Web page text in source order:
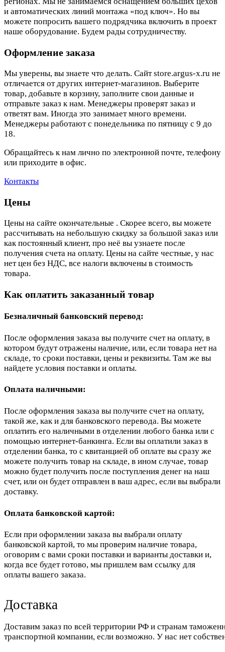
и автоматических линий монтажа «под ключ». Но вы
можете попросить вашего подрядчика включить в проект
наше оборудование. Будем рады сотрудничеству.
Оформление заказа
Мы уверены, вы знаете что делать. Сайт store.argus-x.ru не
отличается от других интернет-магазинов. Выберите
товар, добавьте в корзину, заполните свои данные и
отправьте заказ к нам. Менеджеры проверят заказ и
ответят вам. Иногда это занимает много времени.
Менеджеры работают с понедельника по пятницу с 9 до
18.
Обращайтесь к нам лично по электронной почте, телефону
или приходите в офис.
Контакты
Цены
Цены на сайте окончательные . Скорее всего, вы можете
рассчитывать на небольшую скидку за большой заказ или
как постоянный клиент, про неё вы узнаете после
получения счета на оплату. Цены на сайте честные, у нас
нет цен без НДС, все налоги включены в стоимость
товара.
Как оплатить заказанный товар
Безналичный банковский перевод:
После оформления заказа вы получите счет на оплату, в
котором будут отражены наличие, или, если товара нет на
складе, то сроки поставки, цены и реквизиты. Там же вы
найдете условия поставки и оплаты.
Оплата наличными:
После оформления заказа вы получите счет на оплату,
такой же, как и для банковского перевода. Вы можете
оплатить его наличными в отделении любого банка или с
помощью интернет-банкинга. Если вы оплатили заказ в
отделении банка, то с квитанцией об оплате вы сразу же
можете получить товар на складе, в ином случае, товар
можно будет получить после поступления денег на наш
счет, или он будет отправлен в ваш адрес, если вы выбрали
доставку.
Оплата банковской картой:
Если при оформлении заказа вы выбрали оплату
банковской картой, то мы проверим наличие товара,
оговорим с вами сроки поставки и варианты доставки и,
когда все будет готово, мы пришлем вам ссылку для
оплаты вашего заказа.
Доставка
Доставим заказ по всей территории РФ и странам
транспортной компании, если возможно. У нас нет